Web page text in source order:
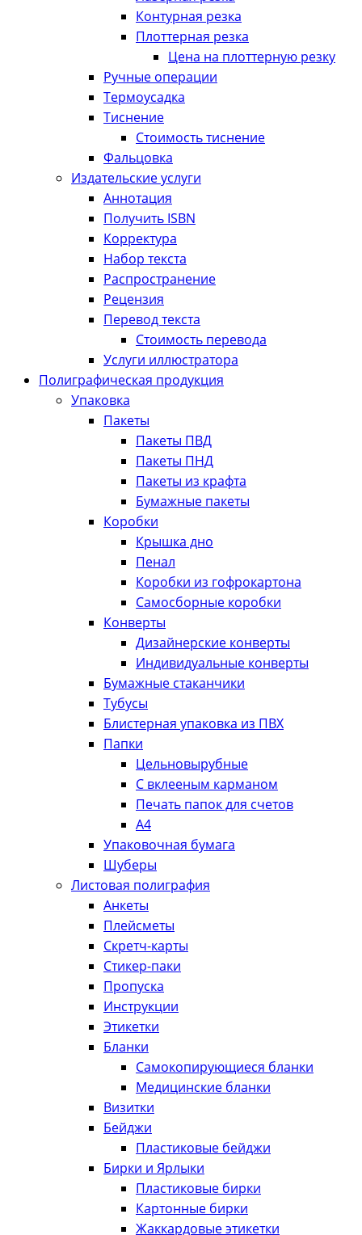
Контурная резка
Плоттерная резка
Цена на плоттерную резку
Ручные операции
Термоусадка
Тиснение
Стоимость тиснение
Фальцовка
Издательские услуги
Аннотация
Получить ISBN
Корректура
Набор текста
Распространение
Рецензия
Перевод текста
Стоимость перевода
Услуги иллюстратора
Полиграфическая продукция
Упаковка
Пакеты
Пакеты ПВД
Пакеты ПНД
Пакеты из крафта
Бумажные пакеты
Коробки
Крышка дно
Пенал
Коробки из гофрокартона
Самосборные коробки
Конверты
Дизайнерские конверты
Индивидуальные конверты
Бумажные стаканчики
Тубусы
Блистерная упаковка из ПВХ
Папки
Цельновырубные
С вклееным карманом
Печать папок для счетов
А4
Упаковочная бумага
Шуберы
Листовая полиграфия
Анкеты
Плейсметы
Скретч-карты
Стикер-паки
Пропуска
Инструкции
Этикетки
Бланки
Самокопирующиеся бланки
Медицинские бланки
Визитки
Бейджи
Пластиковые бейджи
Бирки и Ярлыки
Пластиковые бирки
Картонные бирки
Жаккардовые этикетки